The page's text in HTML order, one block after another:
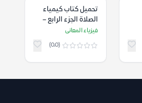
تحميل كتاب كيمياء
الصلاة الجزء الرابع –
فيزياء المعانى
فيزياء المعانى
(0.0)